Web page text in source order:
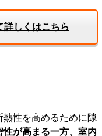
詳しくはこちら
性を高めるために隙
性が高まる一方、室内